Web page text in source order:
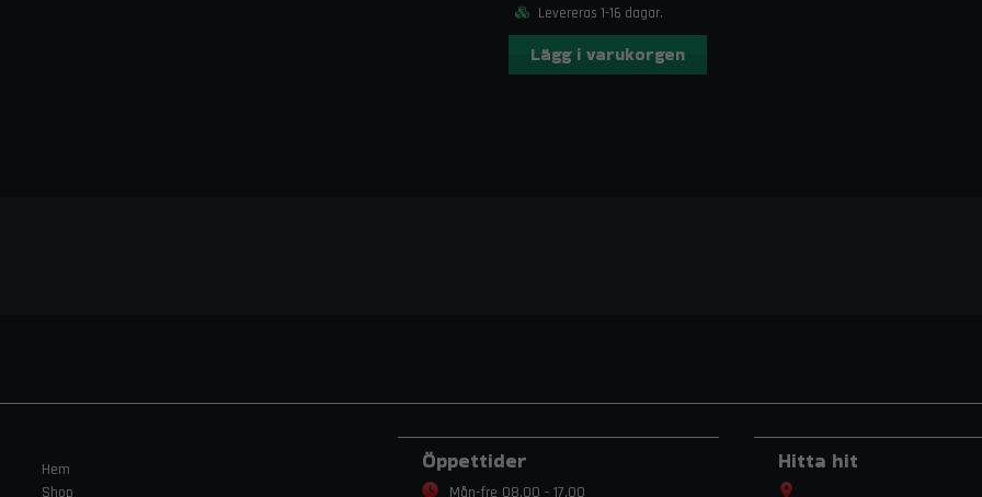
Levereras 1-16 dagar.
Lägg i varukorgen
Hem
Shop
Öppettider
Mån-fre 08.00 - 17.00
Hitta hit